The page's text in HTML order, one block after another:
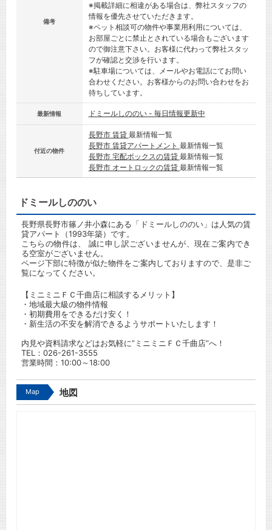
備考
※掲載詳細に相違がある場合は、弊社スタッフの
情報を優先させていただきます。
※ペット相談可の物件や事業用利用については、
お部屋ごとに禁止とされている場合もございます
ので御注意下さい。お客様に代わって弊社スタッ
フが確認と交渉を行います。
※駐車場については、メールやお電話にてお問い
合わせください。お客様からのお問い合わせをお
待ちしています。
最新情報 ドミールしののい - 毎日情報更新中
付近の物件
長野市 賃貸 最新情報一覧
長野市 賃貸アパートメント 最新情報一覧
長野市 宅配ボックスの賃貸 最新情報一覧
長野市 オートロックの賃貸 最新情報一覧
ドミールしののい
長野県長野市篠ノ井小森にある「ドミールしののい」は人気の賃
貸アパート（1993年築）です。
こちらの物件は、 誠に申し訳ございませんが、現在ご案内でき
る空室がございません。
ページ下部に特徴が似た物件をご案内しておりますので、是非ご
覧になってください。
【ミニミニＦＣ千曲店に相談するメリット】
・地域最大級の物件情報
・初期費用をできるだけ安く！
・新生活の不安を解消できるようサポートいたします！
内見や資料請求などはお気軽に”ミニミニＦＣ千曲店”へ！
TEL： 026-261-3555
営業時間：10:00～18:00
Map 地図